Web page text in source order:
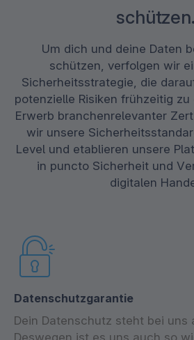
schützen.
Um dich und deine Daten
schützen, verfolgen wir
Sicherheitsstrategie, die
potenzielle Risiken frühzeitig
Erwerb branchenrelevanter
wir unsere
Level und etablieren unsere
in puncto Sicherheit und
digitalen
Datenschutzgarantie
Dein Datenschutz steht bei uns